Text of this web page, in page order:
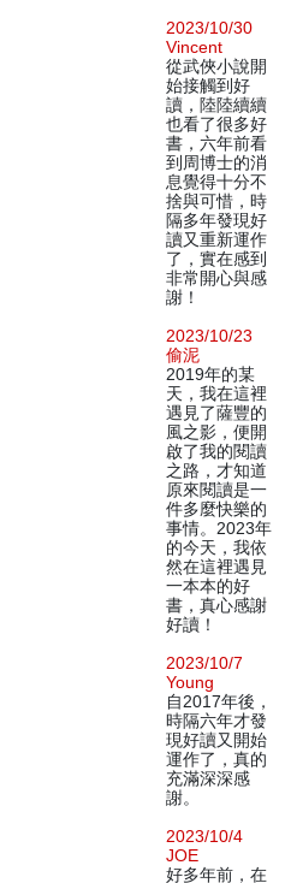
2023/10/30
Vincent
從武俠小說開
始接觸到好
讀，陸陸續續
也看了很多好
書，六年前看
到周博士的消
息覺得十分不
捨與可惜，時
隔多年發現好
讀又重新運作
了，實在感到
非常開心與感
謝！
2023/10/23
偷泥
2019年的某
天，我在這裡
遇見了薩豐的
風之影，便開
啟了我的閱讀
之路，才知道
原來閱讀是一
件多麼快樂的
事情。2023年
的今天，我依
然在這裡遇見
一本本的好
書，真心感謝
好讀！
2023/10/7
Young
自2017年後，
時隔六年才發
現好讀又開始
運作了，真的
充滿深深感
謝。
2023/10/4
JOE
好多年前，在